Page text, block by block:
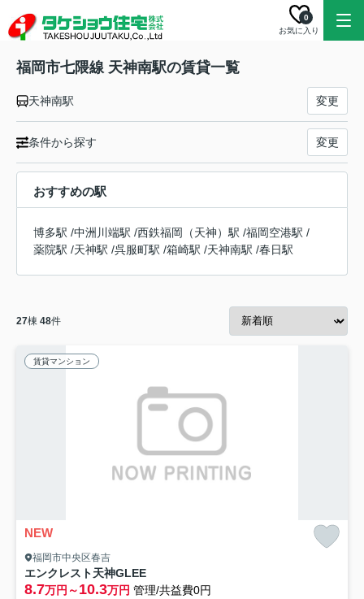
お気に入り
0
福岡市七隈線 天神南駅の賃貸一覧
天神南駅 変更
条件から探す 変更
おすすめの駅
博多駅 /中洲川端駅 /西鉄福岡（天神）駅 /福岡空港駅 /
薬院駅 /天神駅 /呉服町駅 /箱崎駅 /天神南駅 /春日駅
27棟 48件
賃貸マンション
NEW
福岡市中央区春吉
エンクレスト天神GLEE
8.7万円～10.3万円 管理/共益費0円